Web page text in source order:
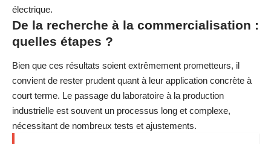
électrique.
De la recherche à la commercialisation :
quelles étapes ?
Bien que ces résultats soient extrêmement prometteurs, il
convient de rester prudent quant à leur application concrète à
court terme. Le passage du laboratoire à la production
industrielle est souvent un processus long et complexe,
nécessitant de nombreux tests et ajustements.